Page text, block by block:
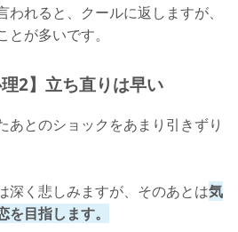
れると、クールに返しますが、
が多いです。
理2】立ち直りは早い
あとのショックをあまり引きずり
深く悲しみますが、そのあとは気
目指します。